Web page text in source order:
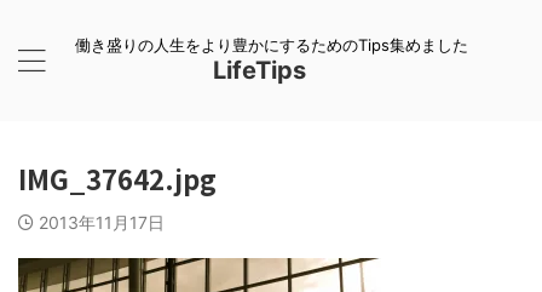
働き盛りの人生をより豊かにするためのTips集めました
LifeTips
IMG_37642.jpg
2013年11月17日